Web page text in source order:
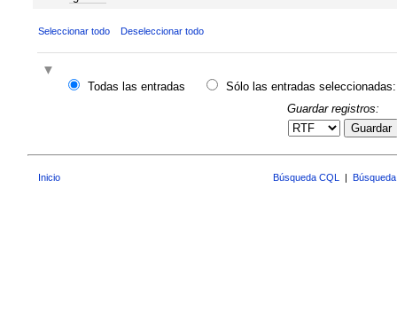
Seleccionar todo Deseleccionar todo
Todas las entradas
Sólo las entradas seleccionadas:
Guardar registros:
Guardar
Inicio Búsqueda CQL